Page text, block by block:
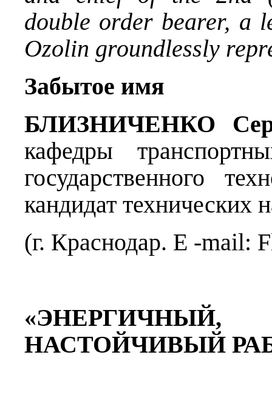
double order bearer, a
Ozolin groundlessly
Забытое имя
БЛИЗНИЧЕНКО
кафедры
государственного
кандидат технических
(г. Краснодар. E -mail:
НАСТОЙЧИВЫЙ